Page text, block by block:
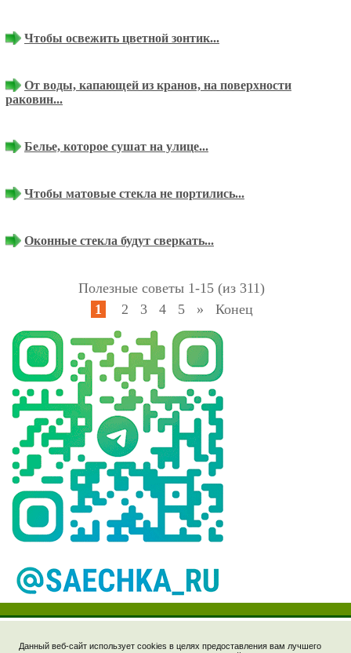
Данный веб-сайт использует cookies в целях предоставления вам лучшего
Чтобы освежить цветной зонтик...
От воды, капающей из кранов, на поверхности
раковин...
Белье, которое сушат на улице...
Чтобы матовые стекла не портились...
Оконные стекла будут сверкать...
Полезные советы 1-15 (из 311)
1
2 3 4 5 » Конец